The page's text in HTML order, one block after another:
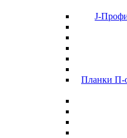
J-
Планки П-